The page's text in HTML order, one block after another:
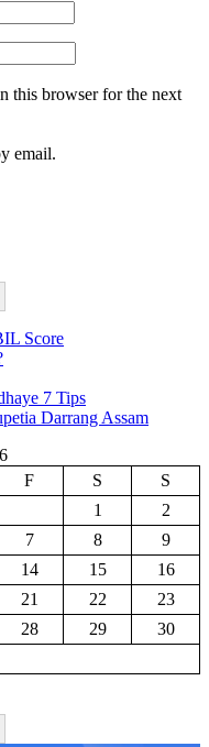
this browser for the next
email.
Score
7 Tips
Darrang Assam
F S
S
1
2
7 8
9
14 15
16
21 22
23
28 29
30